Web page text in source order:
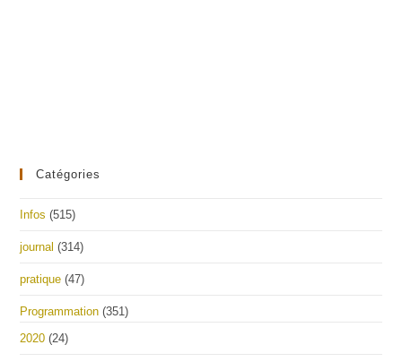
Catégories
Infos (515)
journal (314)
pratique (47)
Programmation (351)
2020 (24)